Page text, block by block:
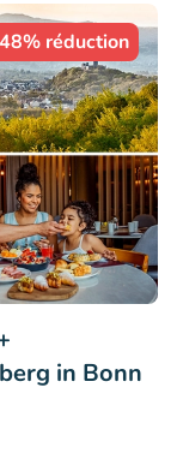
48% réduction
in Bonn